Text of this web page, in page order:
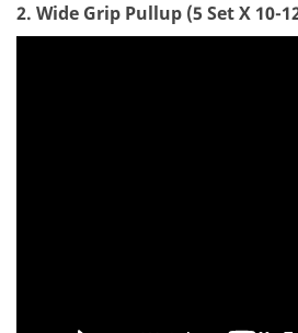
2. Wide Grip Pullup (5 Set X 10-